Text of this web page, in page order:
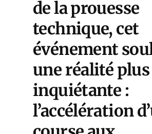
de la prouesse
technique, cet
événement
une réalité plus
inquiétante :
l’accélération